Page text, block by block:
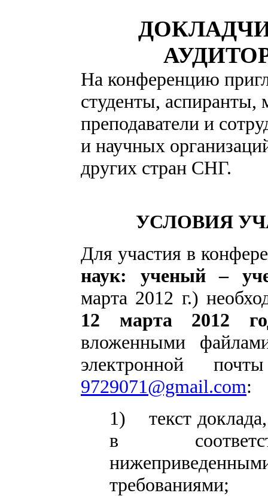
На конференцию
сту­денты, аспиранты,
преподаватели и
и научных
других стран СНГ.
УСЛОВИЯ
Для участия в
наук: ученый –
марта 2012 г.)
12 марта
2012
вложенными
электронной
9729071@gmail.com:
1)
текст
в
требованиями;